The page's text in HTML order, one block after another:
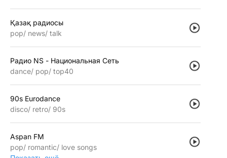
Қазақ радиосы
pop
news talk
Радио NS - Национальная Сеть
dance pop top40
90s Eurodance
disco retro 90s
Aspan FM
pop
romantic
love songs